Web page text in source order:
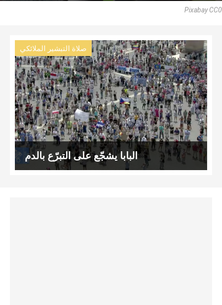
Pixabay CC0
صلاة التبشير الملائكي
البابا يشجّع على التبرّع بالدم